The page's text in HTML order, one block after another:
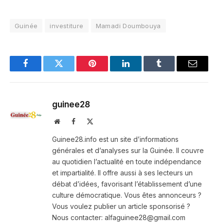
Guinée investiture Mamadi Doumbouya
FacebookTwitter Pinterest LinkedInTumblr Email
guinee28
WebsiteFacebook
Guinee28.info est un site d’informations
générales et d’analyses sur la Guinée. Il couvre
au quotidien l’actualité en toute indépendance
et impartialité. Il offre aussi à ses lecteurs un
débat d’idées, favorisant l’établissement d’une
culture démocratique. Vous êtes annonceurs ?
Vous voulez publier un article sponsorisé ?
Nous contacter: alfaguinee28@gmail.com